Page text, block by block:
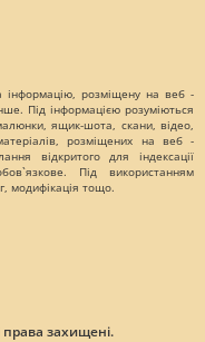
інформацію, розміщену на веб -
Під інформацією розуміються
ящик-шота, скани, відео,
розміщених на веб -
відкритого для індексації
Під використанням
модифікація тощо.
захищені.